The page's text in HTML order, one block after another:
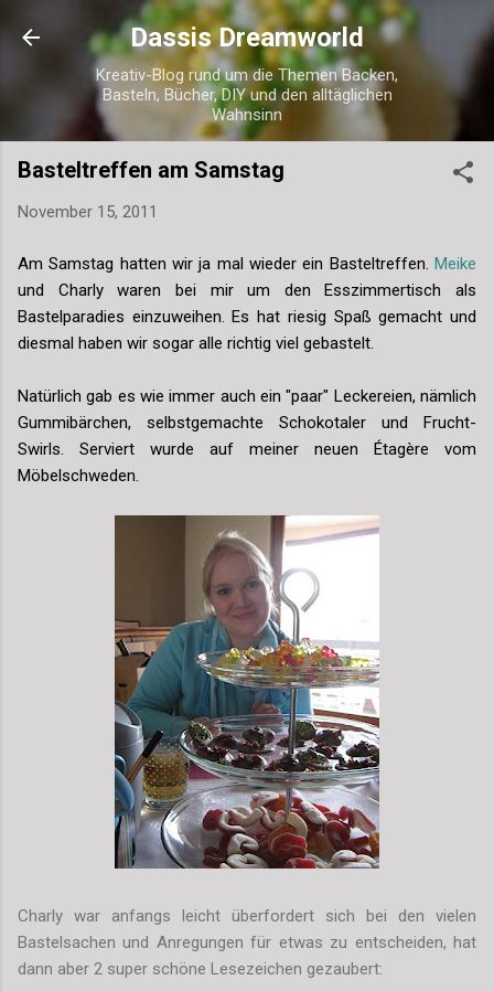
Direkt zum Hauptbereich
Dassis Dreamworld
Kreativ-Blog rund um die Themen Backen,
Basteln, Bücher, DIY und den alltäglichen
Wahnsinn
Basteltreffen am Samstag
November 15, 2011
Am Samstag hatten wir ja mal wieder ein Basteltreffen. Meike
und Charly waren bei mir um den Esszimmertisch als
Bastelparadies einzuweihen. Es hat riesig Spaß gemacht und
diesmal haben wir sogar alle richtig viel gebastelt.
Natürlich gab es wie immer auch ein "paar" Leckereien, nämlich
Gummibärchen, selbstgemachte Schokotaler und Frucht-
Swirls. Serviert wurde auf meiner neuen Étagère vom
Möbelschweden.
Charly war anfangs leicht überfordert sich bei den vielen
Bastelsachen und Anregungen für etwas zu entscheiden, hat
dann aber 2 super schöne Lesezeichen gezaubert: